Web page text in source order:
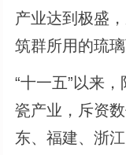
产业达到极盛
筑群所用的琉
“十一五”以来
瓷产业，斥资
东、福建、浙